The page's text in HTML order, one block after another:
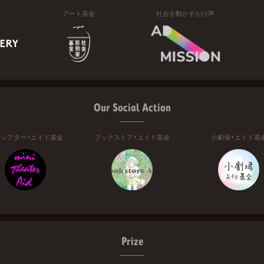
アート基金 社会を動かすかけ声
Our Social Action
アター・エイド基金 ブックストア・エイド基金 小劇場・エイド基
Prize